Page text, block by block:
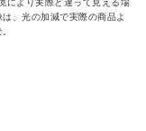
、光の加減で実際の商品よ